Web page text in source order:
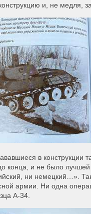
и, не медля,
в
конца, и не было
ни немецкий…».
армии. Ни одна
А-34.